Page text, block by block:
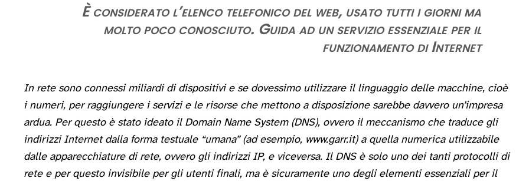
È considerato l’elenco telefonico del web, usato tutti i giorni ma
molto poco conosciuto. Guida ad un servizio essenziale per il
funzionamento di Internet
In rete sono connessi miliardi di dispositivi e se dovessimo utilizzare il linguaggio delle macchine, cioè
i numeri, per raggiungere i servizi e le risorse che mettono a disposizione sarebbe davvero un’impresa
ardua. Per questo è stato ideato il Domain Name System (DNS), ovvero il meccanismo che traduce gli
indirizzi Internet dalla forma testuale “umana” (ad esempio, www.garr.it) a quella numerica utilizzabile
dalle apparecchiature di rete, ovvero gli indirizzi IP, e viceversa. Il DNS è solo uno dei tanti protocolli di
rete e per questo invisibile per gli utenti finali, ma è sicuramente uno degli elementi essenziali per il